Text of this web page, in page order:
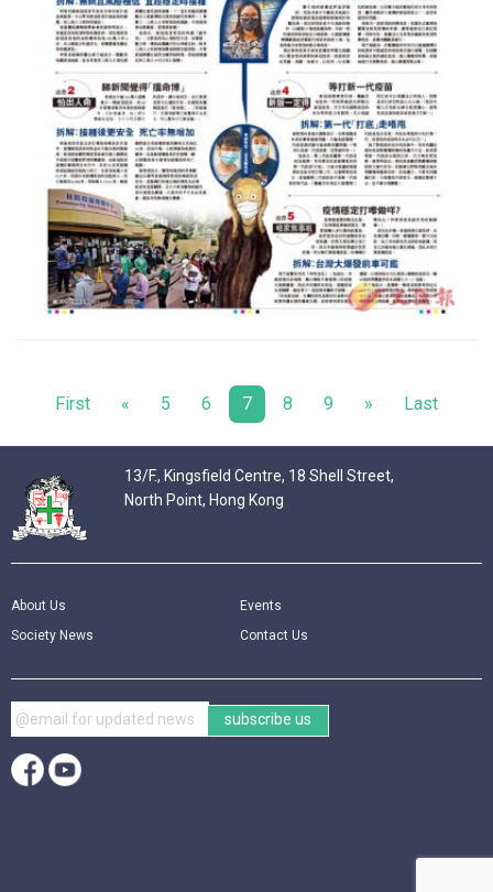
First « 5 6 7 8 9 » Last
13/F., Kingsfield Centre, 18 Shell Street,
North Point, Hong Kong
About Us
Society News
Events
Contact Us
subscribe us